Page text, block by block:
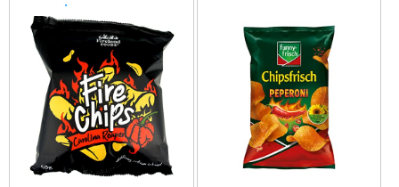
50g) | Kartoffelchips
mit der schärfsten
Chilisorte der Welt |
schärfste Chips